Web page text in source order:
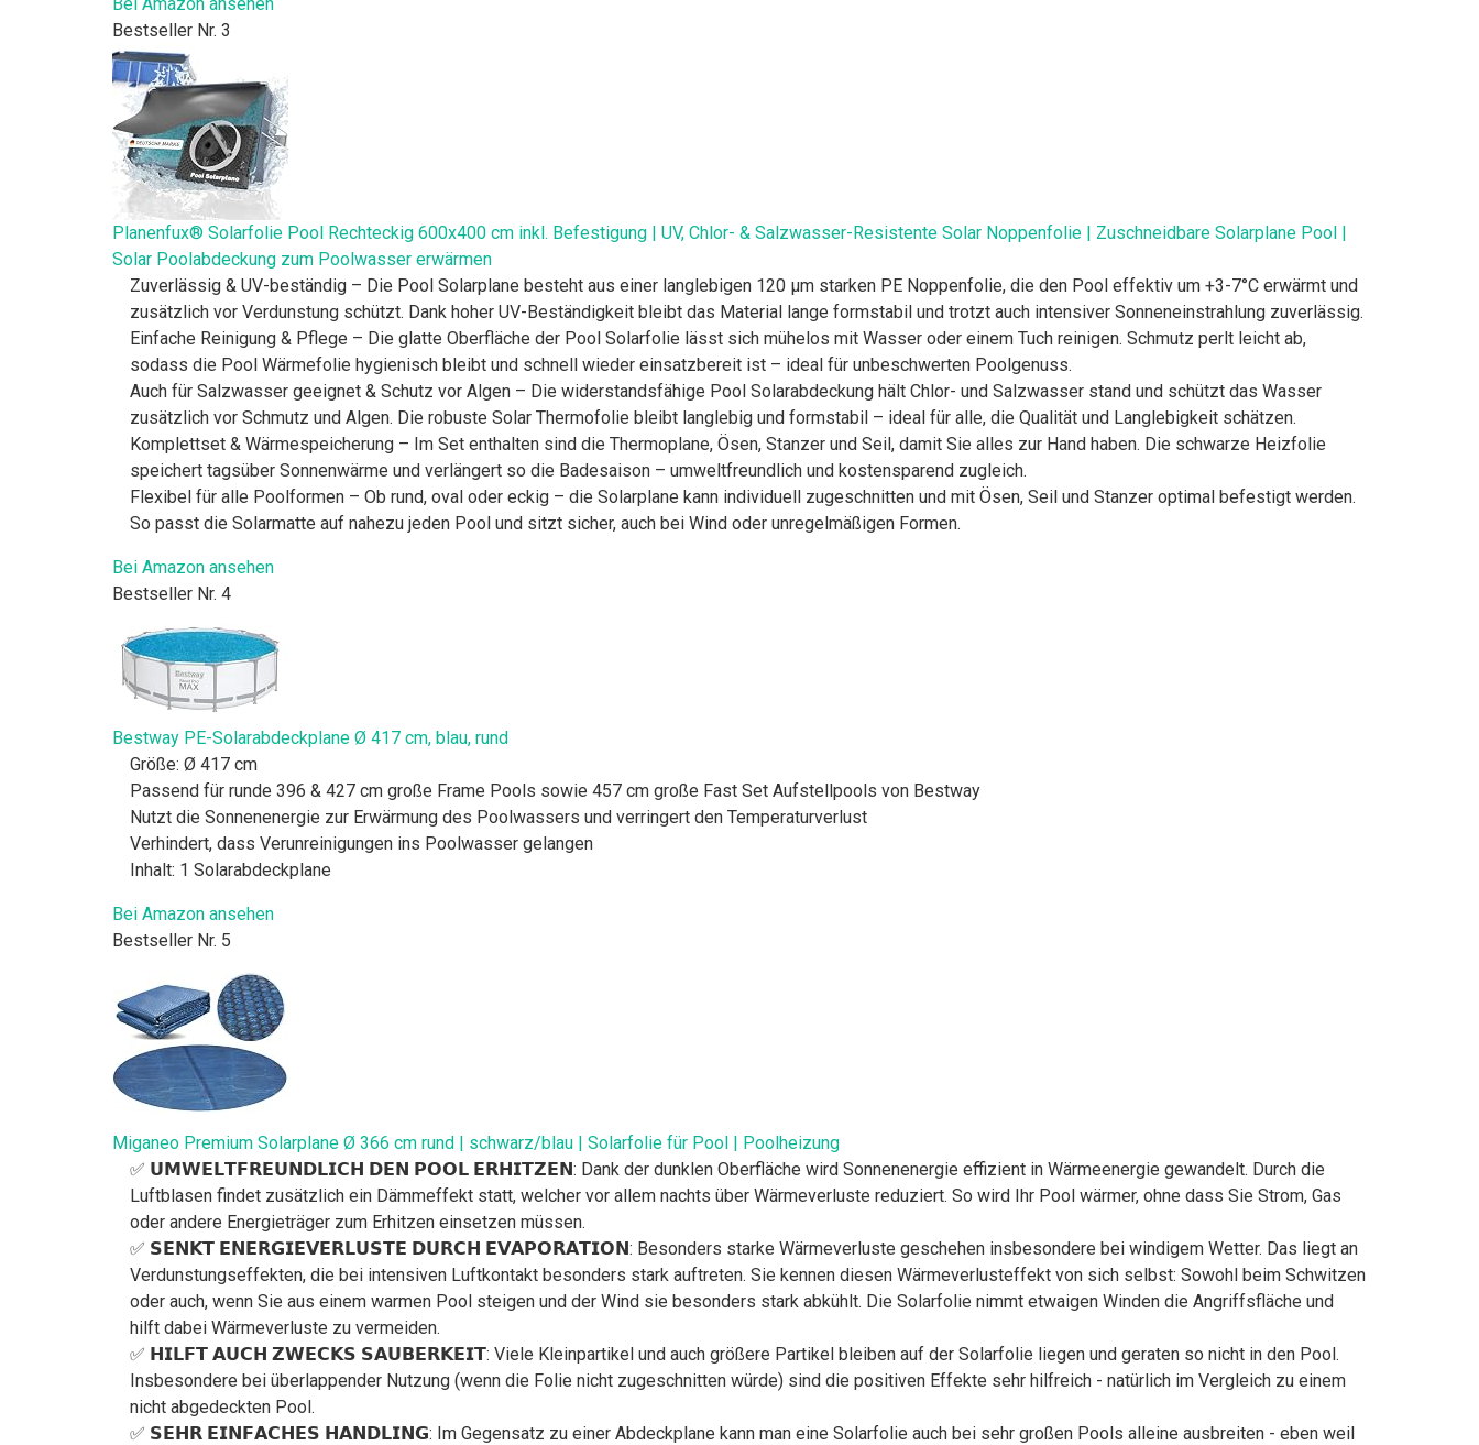
Bestseller Nr. 3
Planenfux® Solarfolie Pool Rechteckig 600x400 cm inkl. Befestigung | UV, Chlor- & Salzwasser-Resistente Solar Noppenfolie | Zuschneidbare Solarplane Pool |
Solar Poolabdeckung zum Poolwasser erwärmen
Zuverlässig & UV-beständig – Die Pool Solarplane besteht aus einer langlebigen 120 µm starken PE Noppenfolie, die den Pool effektiv um +3-7°C erwärmt und
zusätzlich vor Verdunstung schützt. Dank hoher UV-Beständigkeit bleibt das Material lange formstabil und trotzt auch intensiver Sonneneinstrahlung zuverlässig.
Einfache Reinigung & Pflege – Die glatte Oberfläche der Pool Solarfolie lässt sich mühelos mit Wasser oder einem Tuch reinigen. Schmutz perlt leicht ab,
sodass die Pool Wärmefolie hygienisch bleibt und schnell wieder einsatzbereit ist – ideal für unbeschwerten Poolgenuss.
Auch für Salzwasser geeignet & Schutz vor Algen – Die widerstandsfähige Pool Solarabdeckung hält Chlor- und Salzwasser stand und schützt das Wasser
zusätzlich vor Schmutz und Algen. Die robuste Solar Thermofolie bleibt langlebig und formstabil – ideal für alle, die Qualität und Langlebigkeit schätzen.
Komplettset & Wärmespeicherung – Im Set enthalten sind die Thermoplane, Ösen, Stanzer und Seil, damit Sie alles zur Hand haben. Die schwarze Heizfolie
speichert tagsüber Sonnenwärme und verlängert so die Badesaison – umweltfreundlich und kostensparend zugleich.
Flexibel für alle Poolformen – Ob rund, oval oder eckig – die Solarplane kann individuell zugeschnitten und mit Ösen, Seil und Stanzer optimal befestigt werden.
So passt die Solarmatte auf nahezu jeden Pool und sitzt sicher, auch bei Wind oder unregelmäßigen Formen.
Bei Amazon ansehen
Bestseller Nr. 4
Bestway PE-Solarabdeckplane Ø 417 cm, blau, rund
Größe: Ø 417 cm
Passend für runde 396 & 427 cm große Frame Pools sowie 457 cm große Fast Set Aufstellpools von Bestway
Nutzt die Sonnenenergie zur Erwärmung des Poolwassers und verringert den Temperaturverlust
Verhindert, dass Verunreinigungen ins Poolwasser gelangen
Inhalt: 1 Solarabdeckplane
Bei Amazon ansehen
Bestseller Nr. 5
Miganeo Premium Solarplane Ø 366 cm rund | schwarz/blau | Solarfolie für Pool | Poolheizung
✅ 𝗨𝗠𝗪𝗘𝗟𝗧𝗙𝗥𝗘𝗨𝗡𝗗𝗟𝗜𝗖𝗛 𝗗𝗘𝗡 𝗣𝗢𝗢𝗟 𝗘𝗥𝗛𝗜𝗧𝗭𝗘𝗡: Dank der dunklen Oberfläche wird Sonnenenergie effizient in Wärmeenergie gewandelt. Durch die
Luftblasen findet zusätzlich ein Dämmeffekt statt, welcher vor allem nachts über Wärmeverluste reduziert. So wird Ihr Pool wärmer, ohne dass Sie Strom, Gas
oder andere Energieträger zum Erhitzen einsetzen müssen.
✅ 𝗦𝗘𝗡𝗞𝗧 𝗘𝗡𝗘𝗥𝗚𝗜𝗘𝗩𝗘𝗥𝗟𝗨𝗦𝗧𝗘 𝗗𝗨𝗥𝗖𝗛 𝗘𝗩𝗔𝗣𝗢𝗥𝗔𝗧𝗜𝗢𝗡: Besonders starke Wärmeverluste geschehen insbesondere bei windigem Wetter. Das liegt an
Verdunstungseffekten, die bei intensiven Luftkontakt besonders stark auftreten. Sie kennen diesen Wärmeverlusteffekt von sich selbst: Sowohl beim Schwitzen
oder auch, wenn Sie aus einem warmen Pool steigen und der Wind sie besonders stark abkühlt. Die Solarfolie nimmt etwaigen Winden die Angriffsfläche und
hilft dabei Wärmeverluste zu vermeiden.
✅ 𝗛𝗜𝗟𝗙𝗧 𝗔𝗨𝗖𝗛 𝗭𝗪𝗘𝗖𝗞𝗦 𝗦𝗔𝗨𝗕𝗘𝗥𝗞𝗘𝗜𝗧: Viele Kleinpartikel und auch größere Partikel bleiben auf der Solarfolie liegen und geraten so nicht in den Pool.
Insbesondere bei überlappender Nutzung (wenn die Folie nicht zugeschnitten würde) sind die positiven Effekte sehr hilfreich - natürlich im Vergleich zu einem
nicht abgedeckten Pool.
✅ 𝗦𝗘𝗛𝗥 𝗘𝗜𝗡𝗙𝗔𝗖𝗛𝗘𝗦 𝗛𝗔𝗡𝗗𝗟𝗜𝗡𝗚: Im Gegensatz zu einer Abdeckplane kann man eine Solarfolie auch bei sehr großen Pools alleine ausbreiten - eben weil